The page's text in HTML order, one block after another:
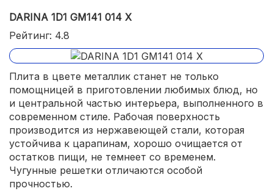
DARINA 1D1 GM141 014 X
Рейтинг: 4.8
Плита в цвете металлик станет не только
помощницей в приготовлении любимых блюд, но
и центральной частью интерьера, выполненного в
современном стиле. Рабочая поверхность
производится из нержавеющей стали, которая
устойчива к царапинам, хорошо очищается от
остатков пищи, не темнеет со временем.
Чугунные решетки отличаются особой
прочностью.